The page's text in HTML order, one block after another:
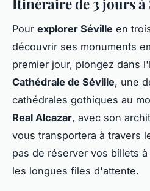
Pour explorer Séville en
découvrir ses monuments
premier jour, plongez dans
Cathédrale de Séville, une
cathédrales gothiques au
Real Alcazar, avec son
vous transportera à travers
pas de réserver vos billets
les longues files d'attente.